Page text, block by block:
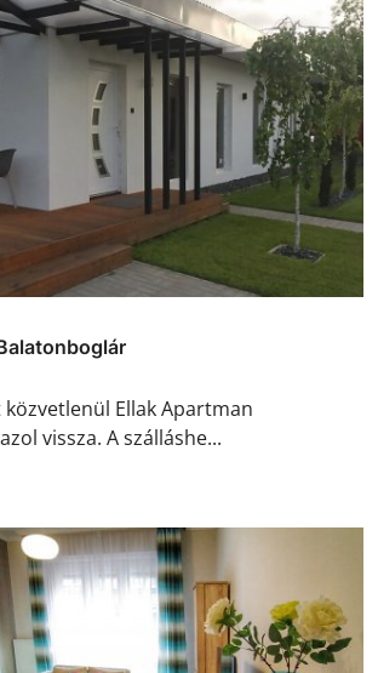
Ellak Apartman
vissza. A szálláshe...